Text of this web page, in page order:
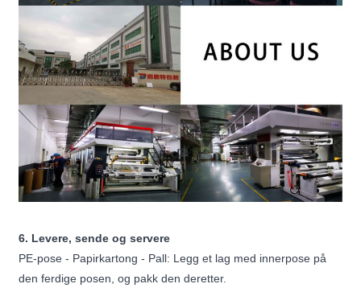
6. Levere, sende og servere
PE-pose - Papirkartong - Pall: Legg et lag med innerpose på
den ferdige posen, og pakk den deretter.